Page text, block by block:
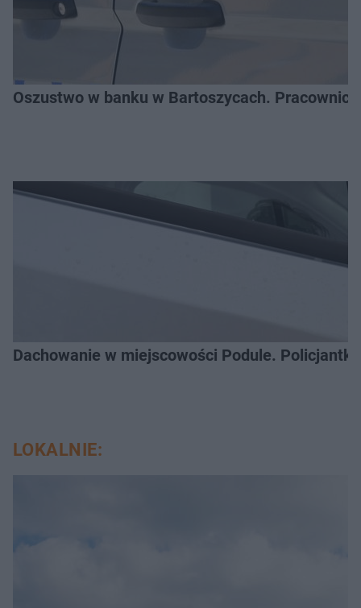
Oszustwo w banku w Bartoszycach.
Dachowanie w miejscowości Podule.
LOKALNIE: